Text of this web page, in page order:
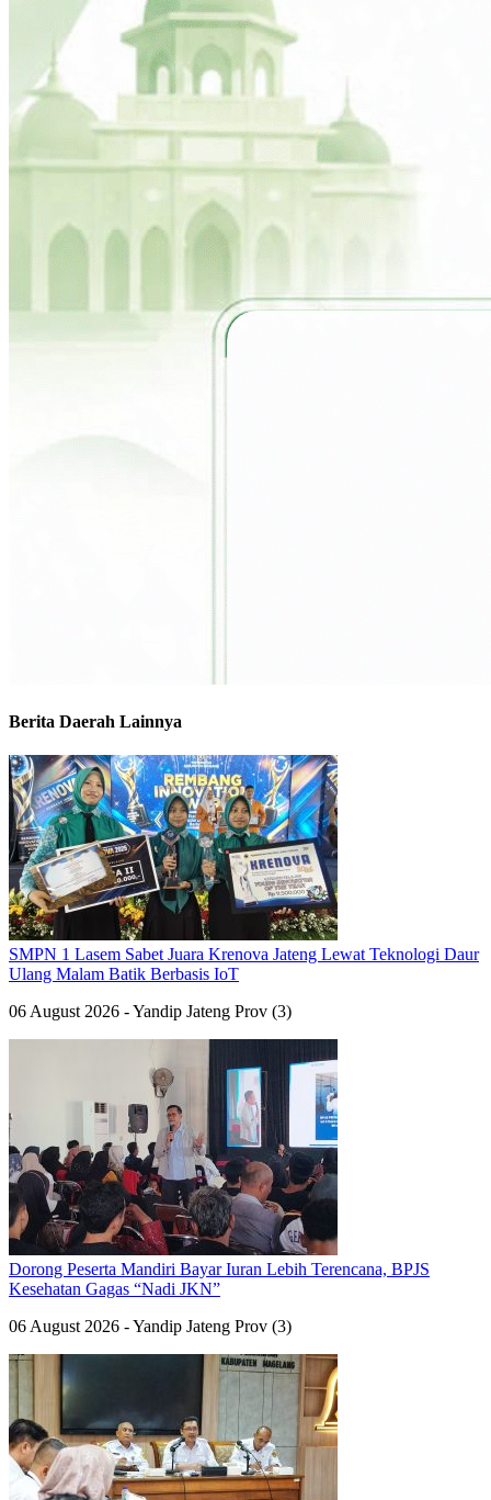
Berita Daerah Lainnya
SMPN 1 Lasem Sabet Juara Krenova Jateng Lewat Teknologi Daur
Ulang Malam Batik Berbasis IoT
06 August 2026 - Yandip Jateng Prov (3)
Dorong Peserta Mandiri Bayar Iuran Lebih Terencana, BPJS
Kesehatan Gagas “Nadi JKN”
06 August 2026 - Yandip Jateng Prov (3)